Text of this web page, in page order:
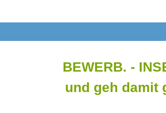
BEWERB. -
und geh damit